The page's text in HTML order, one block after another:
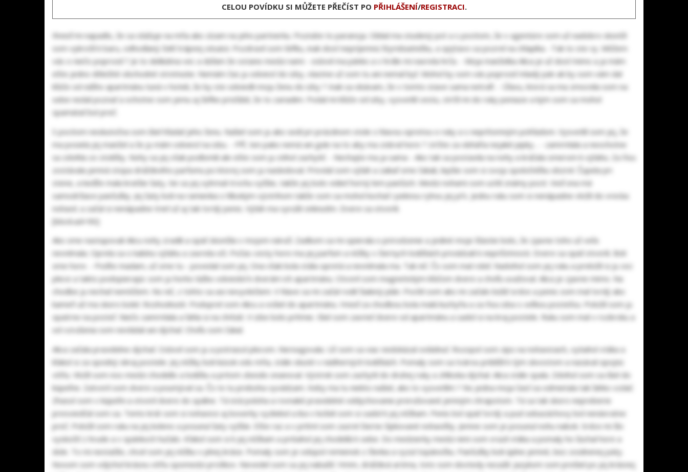
CELOU POVÍDKU SI MŮŽETE PŘEČÍST PO PŘIHLÁŠENÍ/REGISTRACI.
Ihneď mi napadlo, že sa sťažuje na mňa ako zízam na jeho partnerku. Poznáte to paranoja. Oblial ma studený pot a s pocitom, že v agentúre som už nadobro skončil
som vykročil k baru, odhodlaný čeliť trápnej situácii. Pozdravil som šéfku, inak dosť nepríjemnú štyridsiatničku, a spýtavo sa pozrel na chlapíka. -Tak to ste vy. Môžem
vás o niečo poprosiť ? Je to delikátna vec a dúfam že ostane medzi nami - oslovil ma pánko a v hrdle mi navrela hrča. - Moja manželka Alica je už dosť mimo a ja mám
ešte jedno dôležité obchodné stretnutie. Nemám čas ju odviesť do izby, vlastne už som tu ani nemal byť. Mohol by som vás poprosiť mladý pán ak by som vám dal
kľúče od nášho apartmánu tuná v hoteli, že by ste odviedli moju ženu do izby ? Inak sa obávam, že v tomto stave sama netrafí. - Úľavu, ktorá sa ma zmocnila som na
sebe nedal poznať a ochotne som jemu aj šéfke prisľúbil, že to zariadim. Podal mi kľúče od izby, vysvetlil cestu, strčil mi do ruky peniaze a kým som sa mohol
spamätať bol preč.
S pocitom neskutočna som išiel hľadať jeho ženu. Našiel som ju ako sedí pri prázdnom stole s hlavou opretou o ruky a s neprítomným pohľadom. Vysvetlil som jej, že
ma posiela jej manžel a že ju mám odviesť na izbu. - Pff, ten pako nemá ani gule na to aby ma zobral hore ? Určite za obháňa nejaké pipky... - zamrmlala a neochotne
sa zdvihla zo stoličky. Nohy sa jej však podlomili ale ešte som ju stihol zachytiť. - Nechajte ma ja sama - Ako tak sa postavila na nohy a kráčala smerom k výťahu. Za ňou
zostávala jemná stopa dráždivého parfumu po ktorej som ju nasledoval. Privolal som výťah a zakiaľ sme čakali, lepšie som si svoju spoločníčku obzrel. Čupela pri
stene, a keďže mala kratšie šaty, tie sa jej vyhrnuli trochu vyššie, takže jej bolo vidieť horný lem pančúch. Medzi nohami som ucítil známy pocit. Veď ona má
samodržiace pančušky. Jej šaty boli na ramienka s hlbokým výstrihom takže som sa mohol kochať i peknou ryhou jej pŕs. Jednu ruku som si nenápadne vložil do vrecka
nohavíc a začal si nenápadne trieť už aj tak tvrdý penis. Výťah ma vyrušil cinknutím. Dvere sa otvorili.
[block:ad=90]
Ako sme nastupovali Alicu nohy zradili a opäť skončila v mojom náručí. Zadkom sa mi opierala o prirodzenie a jediné moje šťastie bolo, že zjavne toho už veľa
nevnímala. Oprela sa o kabínu výťahu a zavrela oči. Počas cesty hore ma jej parfum a nôžky v čiernych lodičkách privádzali k nepríčetnosti. Dvere sa opäť otvorili. Boli
sme hore. - Poďte madam, už sme tu - povedal som jej. Ona však bola stála opretá a nevnímala ma. Tak nič. Čo som mal robiť. Nadvihol som jej ruku a preložil si ju cez
plece a takto podopierajúc som ju horko ťažko odviedol k dverám ich apartmánu. Otvoril som magnetickým kľúčom dvere a chvíľu uvažoval. Alica je zjavne mimo. Na
chodbe ju nechať nemôžem. No nič, z tohto sa asi nevyvlečiem. V hlave sa mi začal rodiť šialený plán. Pocítil som ako mi začalo búšiť srdce a penis som mal tvrdý ako
kameň až ma skoro bolel. Rozhodnuté. Podoprel som Alicu a vošiel do apartmánu. Hneď za chodbou bola malá kuchyňa a za ňou izba s veľkou posteľou. Položil som ju
opatrne na posteľ. Niečo zamrmlala a ľahla si na chrbát. V izbe bolo prítmie. Išiel som zavrieť dvere od apartmánu a sadol si na kraj postele. Ruku som mal v rozkroku a
od vzrušenia som nevládal ani dýchať. Chvíľu som čakal.
Alica začala pravidelne dýchať. Oslovil som ju a potriasol plecom. Nereagovala. Už som sa viac nedokázal ovládnuť. Rozopol som zips na nohaviciach, vytiahol vtáka a
kľakol si za spodný okraj postele. Jej nôžky boli kúsok odo mňa, stále obuté v nádherných lodičkách. Pomaly som sa tvárou priblížil k tým skvostom a nasával opojnú
vôňu. Vložil som nos medzi chodidlo a lodičku a pritom zbesilo onanoval. Výstrek som zachytil do druhej ruky a zhlboka dýchal. Alica stále spala. Zdvihol som sa išiel do
kúpeľne. Zatvoril som dvere a poumýval sa. Čo to tu preboha vyvádzam. Keby ma tu niekto našiel, ako to vysvetlím ? No jedna moja časť sa odmietala tak ľahko vzdať.
Zhasol som v kúpeľni a otvoril dvere do spálne. Tá istá poloha a rovnaké pravidelné oddychovanie prerušované jemným chrapotom. Tá sa tak skoro nepreberie
presviedčal som sa. Tento krát som si nohavice aj boxerky vyzliekol a iba v košeli som si sadol k jej nôžkam. Penis bol opäť tvrdý a pud sebazáchovy bol nenávratne
preč. Položil som ruku na jej koleno a posunul šaty vyššie. Ešte raz a v prítmí som zazrel čierne čipkované nohavičky. Jemne som je posunul nohu nabok. Srdce mi šlo
vyskočiť z hrude a v spánkoch hučalo. Kľakol som si k jej nôžkam a pritiahol jej chodidlá k sebe. Do medzierky medzi nimi som vrazil vtáka a pomaly ho šúchal hore a
dole. To mi nestačilo, chcel som jej nôžku v plnej kráse. Pomaly som je odopol remienok z členka a vyzul topánočku. Pančušky boli úplne jemné, bez zosilnenej päty.
Nosom som vdýchol krásnu vôňu spomedzi prstíkov. Nevedel som sa jej nabažiť. Hmm, dráždivá aróma, toto som dovtedy nezažil. Jazykom som prešiel po jej krásnej